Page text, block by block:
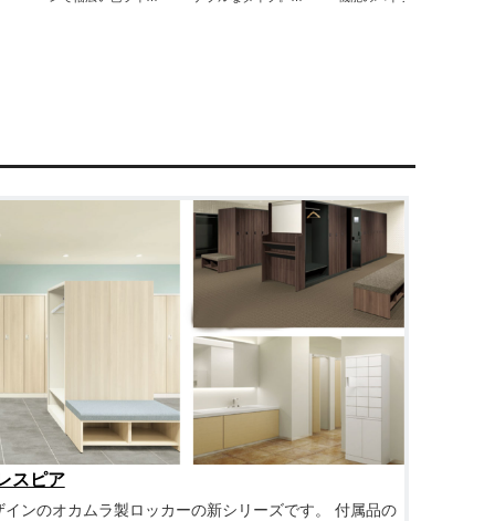
スピア
インのオカムラ製ロッカーの新シリーズです。 付属品の